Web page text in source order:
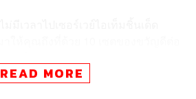
READ MORE